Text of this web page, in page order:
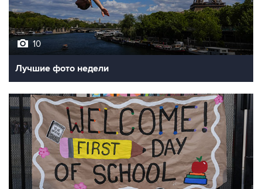
10
Лучшие фото недели